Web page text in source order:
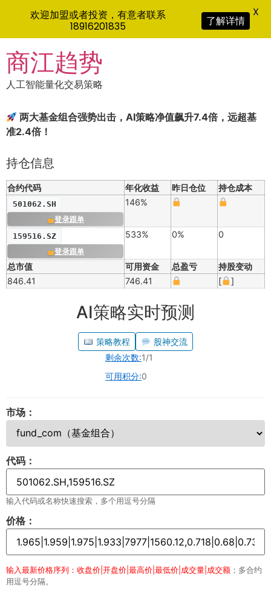
to
content
商江趋势
人工智能量化交易策略
两大基金组合强势出击，AI策略净值飙升7.4倍，远超基
准2.4倍！
持仓信息
合约代码 年化收益 昨日仓位 持仓成本
501062.SH
登录跟单
146%
159516.SZ
登录跟单
533% 0% 0
总市值 可用资金 总盈亏
持股变动
846.41
746.41 [ ]
AI策略实时预测
策略教程
股神交流
剩余次数:1/1
可用积分:0
市场：
代码：
输入代码或名称快速搜索，多个用逗号分隔
价格：
输入最新价格序列：收盘价|开盘价|最高价|最低价|成交量|成交额 ；多合约
用逗号分隔。
欢迎加盟或者投资，有意者联系
18916201835
了解详情
X